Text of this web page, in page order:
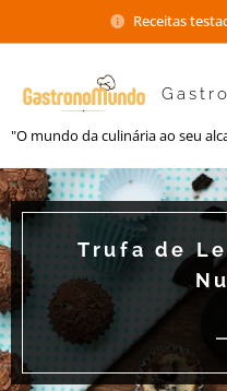
Receitas
"O mundo da culinária ao seu
Trufa de